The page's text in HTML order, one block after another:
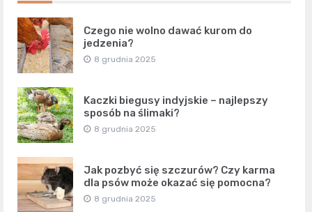
Czego nie wolno dawać kurom do
jedzenia?
8 grudnia 2025
Kaczki biegusy indyjskie – najlepszy
sposób na ślimaki?
8 grudnia 2025
Jak pozbyć się szczurów? Czy karma
dla psów może okazać się pomocna?
8 grudnia 2025